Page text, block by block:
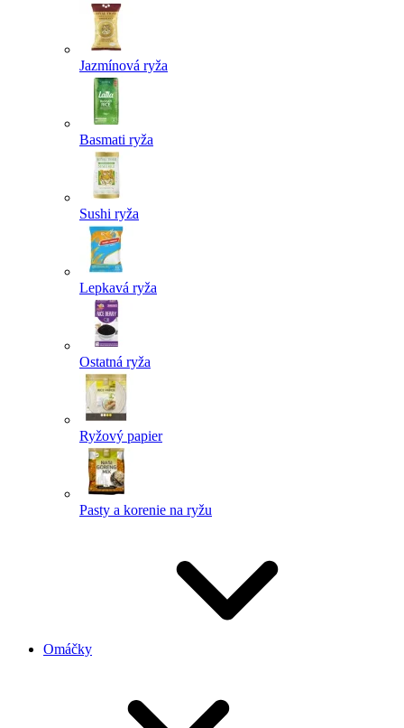
Jazmínová ryža
Basmati ryža
Sushi ryža
Lepkavá ryža
Ostatná ryža
Ryžový papier
Pasty a korenie na ryžu
Omáčky